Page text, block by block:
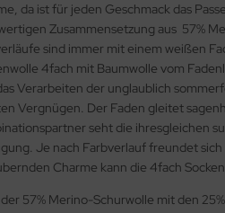
da ist für jeden Geschmack das
Zusammensetzung aus 57%
sind immer mit einem weißen
4fach mit Baumwolle vom
Verarbeiten der unglaublich
Vergnügen. Der Faden gleitet
seht die ihresgleichen
Je nach Farbverlauf freundet
Charme kann die 4fach
57% Merino-Schurwolle mit den